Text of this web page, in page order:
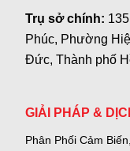
Trụ sở chính:
Phúc, Phường
Đức, Thành phố
GIẢI PHÁP &
Phân Phối Cảm